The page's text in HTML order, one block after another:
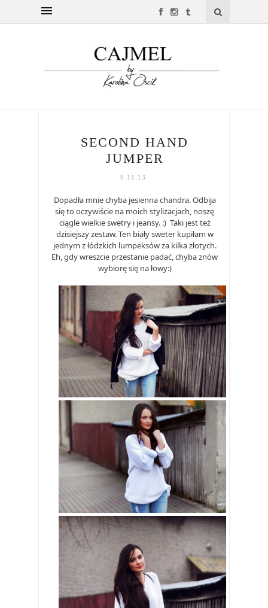
SECOND HAND
JUMPER
9.11.13
Dopadła mnie chyba jesienna chandra. Odbija
się to oczywiście na moich stylizacjach, noszę
ciągle wielkie swetry i jeansy. :) Taki jest też
dzisiejszy zestaw. Ten biały sweter kupiłam w
jednym z łódzkich lumpeksów za kilka złotych.
Eh, gdy wreszcie przestanie padać, chyba znów
wybiorę się na łowy:)